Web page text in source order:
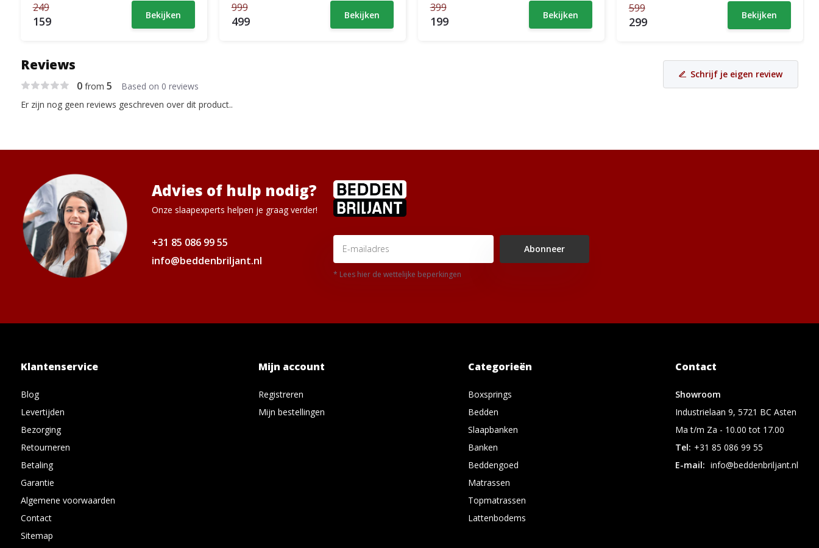
249
159 Bekijken
999
499 Bekijken
399
199 Bekijken
599
299 Bekijken
Reviews
0from 5 Based on 0 reviews
Schrijf je eigen review
Er zijn nog geen reviews geschreven over dit product..
Advies of hulp nodig?
Onze slaapexperts helpen je graag verder!
+31 85 086 99 55
info@beddenbriljant.nl
Abonneer
* Lees hier de wettelijke beperkingen
Klantenservice
Blog
Levertijden
Bezorging
Retourneren
Betaling
Garantie
Algemene voorwaarden
Contact
Sitemap
Mijn account
Registreren
Mijn bestellingen
Categorieën
Boxsprings
Bedden
Slaapbanken
Banken
Beddengoed
Matrassen
Topmatrassen
Lattenbodems
Contact
Showroom
Industrielaan 9, 5721 BC Asten
Ma t/m Za - 10.00 tot 17.00
Tel: +31 85 086 99 55
E-mail: info@beddenbriljant.nl